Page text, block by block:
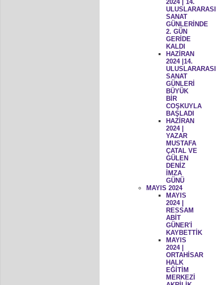
2024 | 14.
ULUSLARARASI
SANAT
GÜNLERİNDE
2. GÜN
GERİDE
KALDI
HAZİRAN
2024 |14.
ULUSLARARASI
SANAT
GÜNLERİ
BÜYÜK
BİR
COŞKUYLA
BAŞLADI
HAZİRAN
2024 |
YAZAR
MUSTAFA
ÇATAL VE
GÜLEN
DENİZ
İMZA
GÜNÜ
MAYIS 2024
MAYIS
2024 |
RESSAM
ABİT
GÜNER'İ
KAYBETTİK
MAYIS
2024 |
ORTAHİSAR
HALK
EĞİTİM
MERKEZİ